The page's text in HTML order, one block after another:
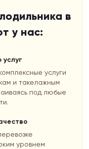
в
у нас:
услуги
и такелажным
под любые
уровнем